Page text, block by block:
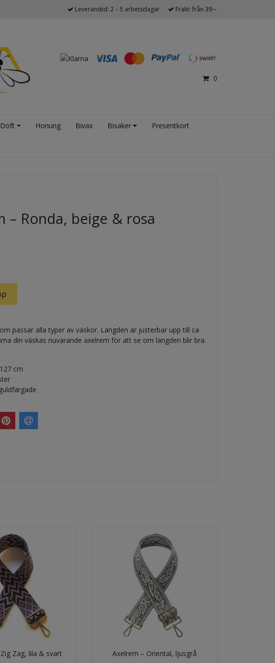
Leveranstid: 2 – 5 arbetsdagar Frakt: från 39:–
0
Honung Bivax Bisaker Presentkort
– Ronda, beige & rosa
passar alla typer av väskor. Längden är justerbar upp till ca
din väskas nuvarande axelrem för att se om längden blir bra.
cm
Zag, lila & svart Axelrem – Oriental, ljusgrå